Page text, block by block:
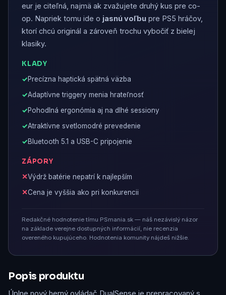
eur je citeľná, najmä ak zvažujete druhý kus pre co-
op. Napriek tomu ide o jasnú voľbu pre PS5 hráčov,
ktorí chcú originál a zároveň trochu vybočiť z bielej
klasiky.
KLADY
Precízna haptická spätná väzba
Adaptívne triggery menia hrateľnosť
Pohodlná ergonómia aj na dlhé sessiony
Atraktívne svetlomodré prevedenie
Bluetooth 5.1 a USB-C pripojenie
ZÁPORY
Výdrž batérie nepatrí k najlepším
Cena je vyššia ako pri konkurencii
Redakčné hodnotenie tímu PSmania.sk — náš nezávislý názor
na základe verejne dostupných informácií, nie recenzia
overeného kupujúceho. Hodnotenia komunity nájdeš nižšie.
Popis produktu